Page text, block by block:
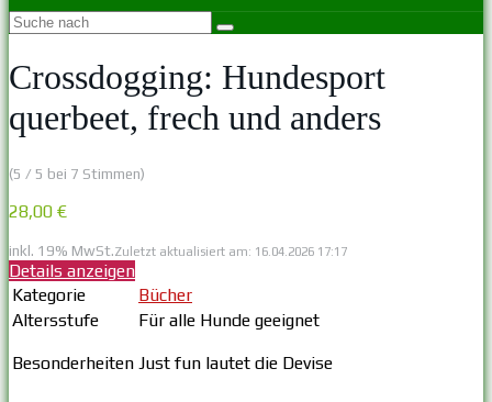
Crossdogging: Hundesport
querbeet, frech und anders
(5 / 5 bei 7 Stimmen)
28,00 €
inkl. 19% MwSt.Zuletzt aktualisiert am: 16.04.2026 17:17
Details anzeigen
Kategorie
Bücher
Altersstufe
Für alle Hunde geeignet
Besonderheiten Just fun lautet die Devise